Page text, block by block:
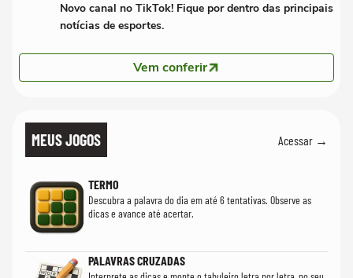
Novo canal no TikTok! Fique por dentro das principais
notícias de esportes.
Vem conferir
MEUS JOGOS Acessar →
TERMO
Descubra a palavra do dia em até 6 tentativas. Observe as
dicas e avance até acertar.
PALAVRAS CRUZADAS